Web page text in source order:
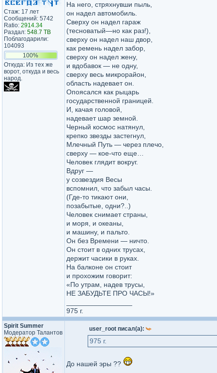
Стаж: 17 лет
Сообщений: 5742
Ratio: 2914.34
Раздал: 548.7 TB
Поблагодарили:
104093
100%
Откуда: Из тех же
ворот, откуда и весь
народ.
На него, стряхнувши пыль,
он надел автомобиль.
Сверху он надел гараж
(тесноватый—но как раз!),
сверху он надел наш двор,
как ремень надел забор,
сверху он надел жену,
и вдобавок — не одну,
сверху весь микрорайон,
область надевает он.
Опоясался как рыцарь
государственной границей.
И, качая головой,
надевает шар земной.
Черный космос натянул,
крепко звезды застегнул,
Млечный Путь — через плечо,
сверху — кое-что еще…
Человек глядит вокруг.
Вдруг —
у созвездия Весы
вспомнил, что забыл часы.
(Где-то тикают они,
позабытые, одни?..)
Человек снимает страны,
и моря, и океаны,
и машину, и пальто.
Он без Времени — ничто.
Он стоит в одних трусах,
держит часики в руках.
На балконе он стоит
и прохожим говорит:
«По утрам, надев трусы,
НЕ ЗАБУДЬТЕ ПРО ЧАСЫ!»
975 г.
Spirit Summer
Модератор Талантов
user_root писал(а):
975 г.
До нашей эры ??